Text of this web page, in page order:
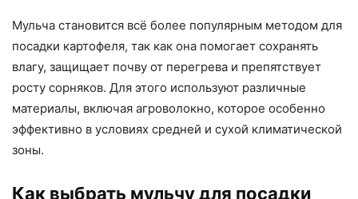
Мульча становится всё более популярным методом для
посадки картофеля, так как она помогает сохранять
влагу, защищает почву от перегрева и препятствует
росту сорняков. Для этого используют различные
материалы, включая агроволокно, которое особенно
эффективно в условиях средней и сухой климатической
зоны.
Как выбрать мульчу для посадки